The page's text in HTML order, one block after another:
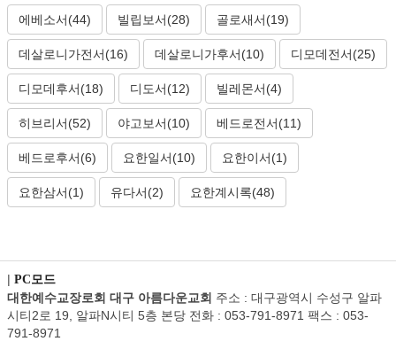
에베소서(44) 빌립보서(28) 골로새서(19)
데살로니가전서(16) 데살로니가후서(10) 디모데전서(25)
디모데후서(18) 디도서(12) 빌레몬서(4)
히브리서(52) 야고보서(10) 베드로전서(11)
베드로후서(6) 요한일서(10) 요한이서(1)
요한삼서(1) 유다서(2) 요한계시록(48)
| PC모드
대한예수교장로회 대구 아름다운교회 주소 : 대구광역시 수성구 알파
시티2로 19, 알파N시티 5층 본당 전화 : 053-791-8971 팩스 : 053-
791-8971